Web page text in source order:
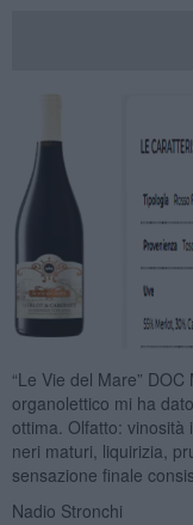
“Le Vie del Mare”
organolettico mi ha
ottima. Olfatto:
neri maturi, liquirizia,
sensazione finale
Nadio Stronchi